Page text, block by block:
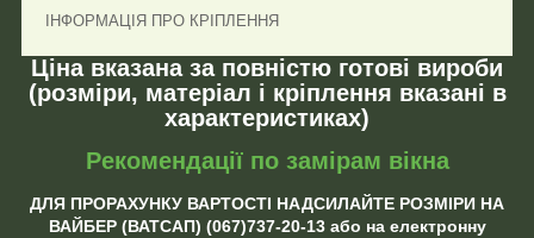
ІНФОРМАЦІЯ ПРО КРІПЛЕННЯ
Ціна вказана за повністю готові вироби
(розміри, матеріал і кріплення вказані в
характеристиках)
Рекомендації по замірам вікна
ДЛЯ ПРОРАХУНКУ ВАРТОСТІ НАДСИЛАЙТЕ РОЗМІРИ НА
ВАЙБЕР (ВАТСАП) (067)737-20-13 або на електронну